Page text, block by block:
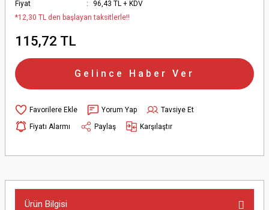
Fiyat
96,43 TL + KDV
*12,30 TL den başlayan taksitlerle!!
115,72 TL
Gelince Haber Ver
Yorum Yap
Tavsiye Et
Fiyatı Alarmı
Paylaş Karşılaştır
Ürün Bilgisi